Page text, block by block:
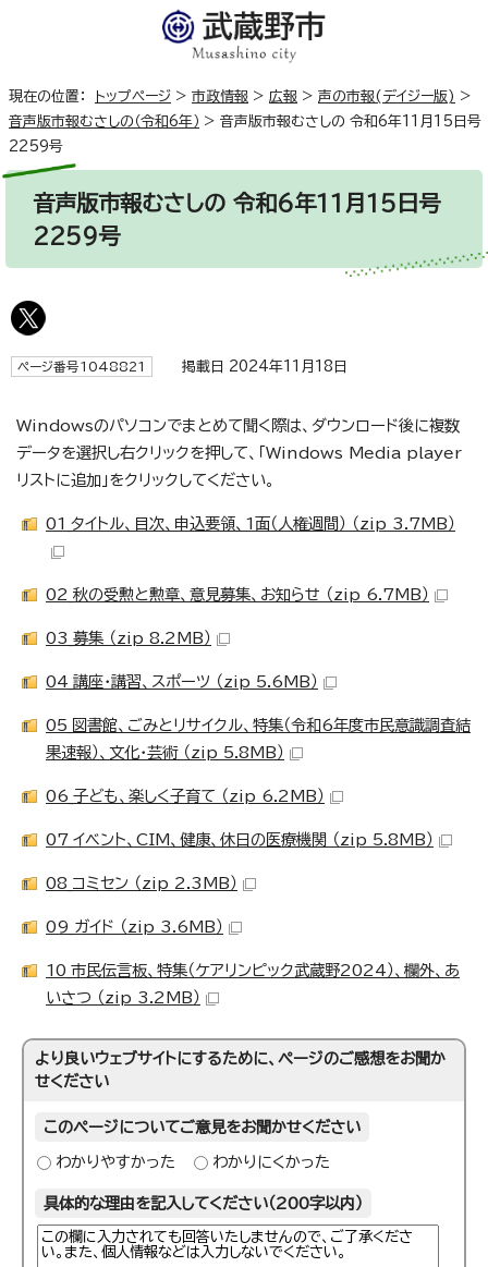
現在の位置： トップページ > 市政情報 > 広報 > 声の市報(デイジー版) >
音声版市報むさしの（令和6年） > 音声版市報むさしの 令和6年11月15日号
2259号
音声版市報むさしの 令和6年11月15日号
2259号
ページ番号1048821 掲載日 2024年11月18日
Windowsのパソコンでまとめて聞く際は、ダウンロード後に複数
データを選択し右クリックを押して、「Windows Media player
リストに追加」をクリックしてください。
01_タイトル、目次、申込要領、1面（人権週間） （zip 3.7MB）
02_秋の受勲と勲章、意見募集、お知らせ （zip 6.7MB）
03_募集 （zip 8.2MB）
04_講座・講習、スポーツ （zip 5.6MB）
05_図書館、ごみとリサイクル、特集（令和6年度市民意識調査結
果速報）、文化・芸術 （zip 5.8MB）
06_子ども、楽しく子育て （zip 6.2MB）
07_イベント、CIM、健康、休日の医療機関 （zip 5.8MB）
08_コミセン （zip 2.3MB）
09_ガイド （zip 3.6MB）
10_市民伝言板、特集（ケアリンピック武蔵野2024）、欄外、あ
いさつ （zip 3.2MB）
より良いウェブサイトにするために、ページのご感想をお聞か
せください
このページについてご意見をお聞かせください
わかりやすかった わかりにくかった
具体的な理由を記入してください（200字以内）